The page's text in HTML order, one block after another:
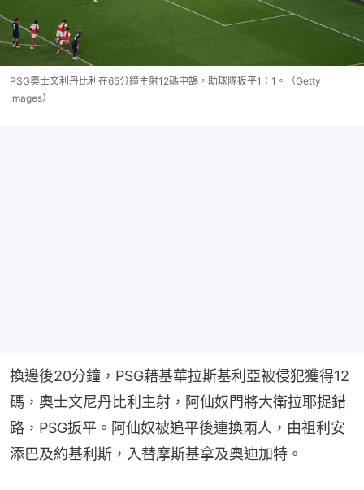
PSG奧士文利丹比利在65分鐘主射12碼中鵠，助球隊扳平1：1。（Getty
Images）
換邊後20分鐘，PSG藉基華拉斯基利亞被侵犯獲得12
碼，奧士文尼丹比利主射，阿仙奴門將大衛拉耶捉錯
路，PSG扳平。阿仙奴被追平後連換兩人，由祖利安
添巴及約基利斯，入替摩斯基拿及奧迪加特。